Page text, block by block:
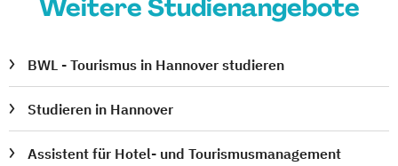
Weitere Studienangebote
BWL - Tourismus in Hannover studieren
Studieren in Hannover
Assistent für Hotel- und Tourismusmanagement